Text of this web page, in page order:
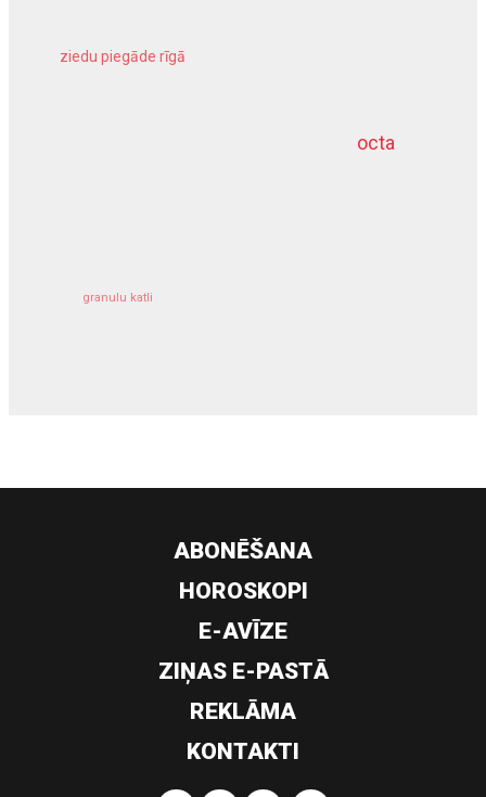
octa
ziedu piegāde rīgā
granulu katli
dziļurbums
ABONĒŠANA
HOROSKOPI
E-AVĪZE
ZIŅAS E-PASTĀ
REKLĀMA
KONTAKTI